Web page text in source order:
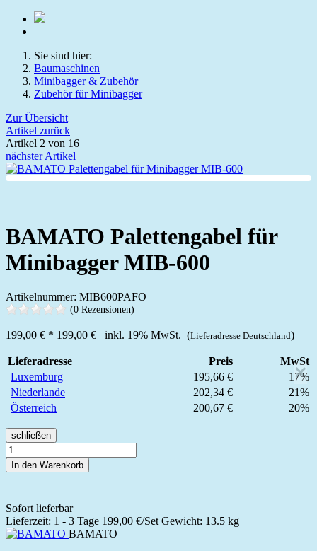
Sie sind hier:
Baumaschinen
Minibagger & Zubehör
Zubehör für Minibagger
Zur Übersicht
Artikel zurück
Artikel 2 von 16
nächster Artikel
BAMATO Palettengabel für
Minibagger MIB-600
Artikelnummer: MIB600PAFO
(0 Rezensionen)
199,00 € * 199,00 € inkl. 19% MwSt. (Lieferadresse Deutschland)
×
Lieferadresse Preis
MwSt
Luxemburg
195,66 €
17%
Niederlande
202,34 €
21%
Österreich
200,67 € 20%
schließen
In den Warenkorb
Sofort lieferbar
Lieferzeit: 1 - 3 Tage 199,00 €/Set Gewicht: 13.5 kg
BAMATO